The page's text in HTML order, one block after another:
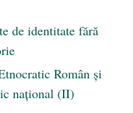
de identitate fără
Român şi
naţional (II)